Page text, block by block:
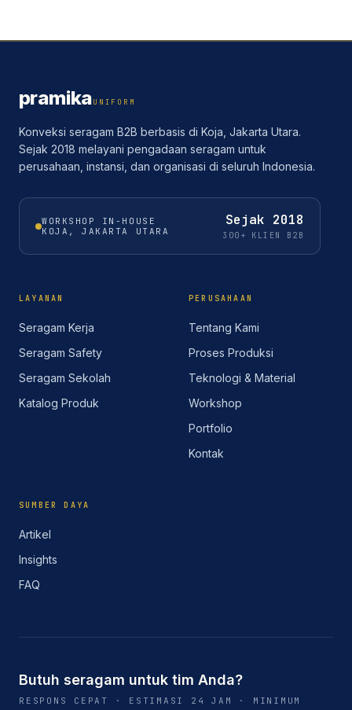
pramikaUNIFORM
Konveksi seragam B2B berbasis di Koja, Jakarta Utara.
Sejak 2018 melayani pengadaan seragam untuk
perusahaan, instansi, dan organisasi di seluruh Indonesia.
WORKSHOP IN-HOUSE
KOJA, JAKARTA UTARA
Sejak 2018
300+ KLIEN B2B
LAYANAN
Seragam Kerja
Seragam Safety
Seragam Sekolah
Katalog Produk
PERUSAHAAN
Tentang Kami
Proses Produksi
Teknologi & Material
Workshop
Portfolio
Kontak
SUMBER DAYA
Artikel
Insights
FAQ
Butuh seragam untuk tim Anda?
RESPONS CEPAT · ESTIMASI 24 JAM · MINIMUM